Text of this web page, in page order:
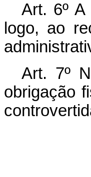
Art. 6º
logo, ao
Art. 7º
obrigação